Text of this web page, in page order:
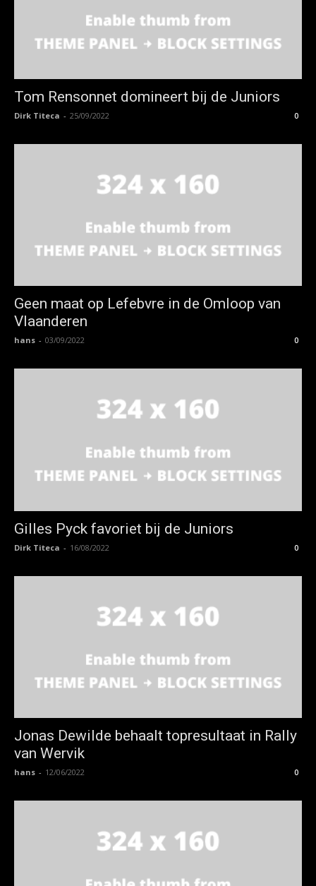
Tom Rensonnet domineert bij de Juniors
Dirk Titeca - 25/09/2022 0
Geen maat op Lefebvre in de Omloop van
Vlaanderen
hans - 03/09/2022 0
Gilles Pyck favoriet bij de Juniors
Dirk Titeca - 16/08/2022 0
Jonas Dewilde behaalt topresultaat in Rally
van Wervik
hans - 12/06/2022 0